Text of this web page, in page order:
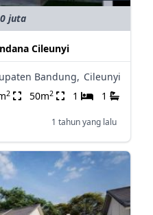
juta
Cileunyi
Bandung, Cileunyi
2 50m2 1 1
1 tahun yang lalu